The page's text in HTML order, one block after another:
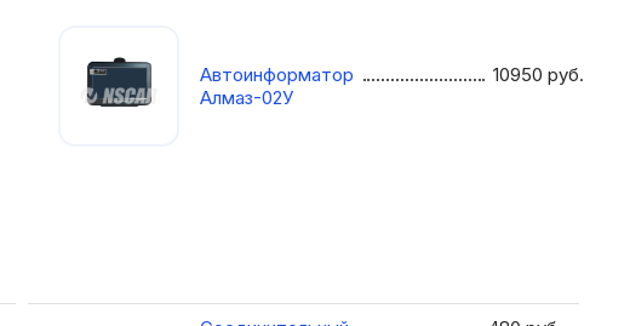
Автоинформатор
Алмаз-02У
10950руб.